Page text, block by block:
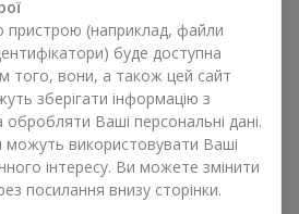
із фруктів на гастрономічний
Flowers.uaзавжди дотримуємося
декор. При формуванні
із фруктів використовуються
упаковка смаку, і звісно
елементи.
фруктів може бути оформлений
коробці — завжди зі
виглядає охайно й
пристрою (наприклад, файли
буде доступна
того, вони, а також цей сайт
зберігати інформацію з
Ваші персональні дані.
можуть використовувати Ваші
інтересу. Ви можете змінити
посилання внизу сторінки.